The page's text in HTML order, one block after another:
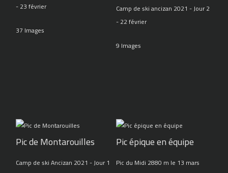
- 23 février
37 Images
Camp de ski ancizan 2021 - Jour 2
- 22 février
9 Images
Pic de Montarouilles
Camp de ski Ancizan 2021 - Jour 1
Pic épique en équipe
Pic du Midi 2880 m le 13 mars